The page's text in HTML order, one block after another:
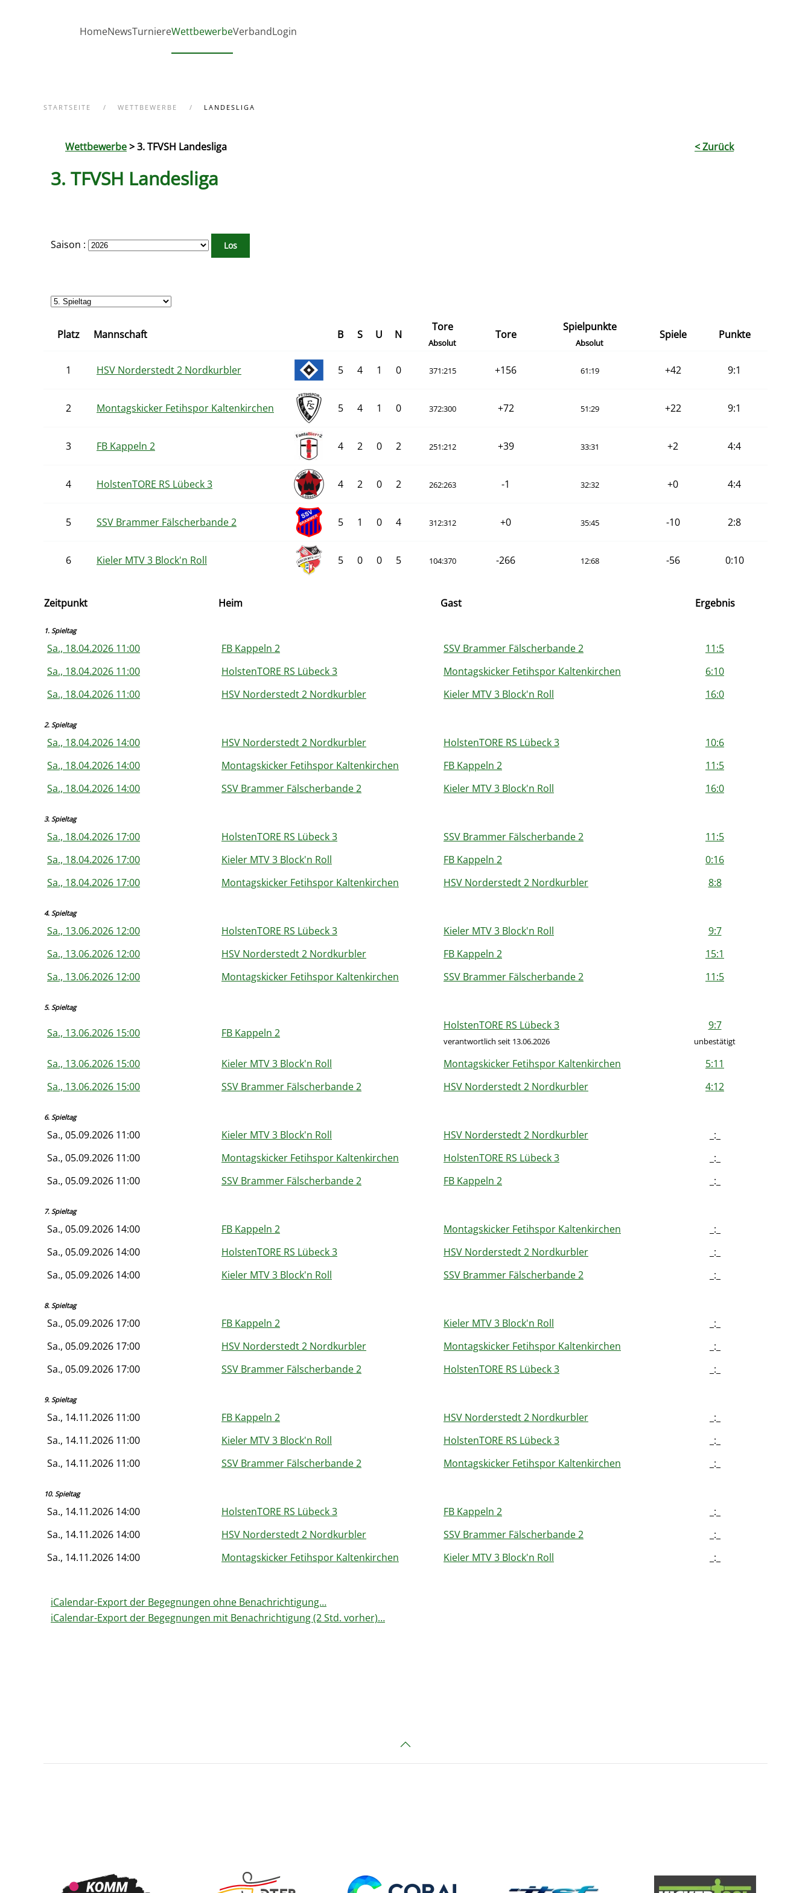
Zum Hauptinhalt springen
HomeNewsTurniereWettbewerbeVerbandLogin
STARTSEITE WETTBEWERBE LANDESLIGA
Wettbewerbe> 3. TFVSH Landesliga < Zurück
3. TFVSH Landesliga
Saison :
Platz Mannschaft B S U N
Tore
Absolut
Tore
Spielpunkte
Absolut
Spiele Punkte
1 HSV Norderstedt 2 Nordkurbler 5 4 1 0 371:215 +156 61:19 +42 9:1
2 Montagskicker Fetihspor Kaltenkirchen 5 4 1 0 372:300 +72 51:29 +22 9:1
3 FB Kappeln 2 4 2 0 2 251:212 +39 33:31 +2 4:4
4 HolstenTORE RS Lübeck 3 4 2 0 2 262:263 -1 32:32 +0 4:4
5 SSV Brammer Fälscherbande 2 5 1 0 4 312:312 +0 35:45 -10 2:8
6 Kieler MTV 3 Block'n Roll 5 0 0 5 104:370 -266 12:68 -56 0:10
Zeitpunkt Heim Gast Ergebnis
1. Spieltag
Sa., 18.04.2026 11:00 FB Kappeln 2 SSV Brammer Fälscherbande 2
11:5
Sa., 18.04.2026 11:00
HolstenTORE RS Lübeck 3 Montagskicker Fetihspor Kaltenkirchen
6:10
Sa., 18.04.2026 11:00
HSV Norderstedt 2 Nordkurbler Kieler MTV 3 Block'n Roll 16:0
2. Spieltag
Sa., 18.04.2026 14:00 HSV Norderstedt 2 Nordkurbler HolstenTORE RS Lübeck 3
10:6
Sa., 18.04.2026 14:00
Montagskicker Fetihspor Kaltenkirchen FB Kappeln 2
11:5
Sa., 18.04.2026 14:00
SSV Brammer Fälscherbande 2 Kieler MTV 3 Block'n Roll 16:0
3. Spieltag
Sa., 18.04.2026 17:00 HolstenTORE RS Lübeck 3 SSV Brammer Fälscherbande 2
11:5
Sa., 18.04.2026 17:00
Kieler MTV 3 Block'n Roll FB Kappeln 2
0:16
Sa., 18.04.2026 17:00
Montagskicker Fetihspor Kaltenkirchen HSV Norderstedt 2 Nordkurbler 8:8
4. Spieltag
Sa., 13.06.2026 12:00 HolstenTORE RS Lübeck 3 Kieler MTV 3 Block'n Roll
9:7
Sa., 13.06.2026 12:00
HSV Norderstedt 2 Nordkurbler FB Kappeln 2
15:1
Sa., 13.06.2026 12:00
Montagskicker Fetihspor Kaltenkirchen SSV Brammer Fälscherbande 2 11:5
5. Spieltag
Sa., 13.06.2026 15:00 FB Kappeln 2
HolstenTORE RS Lübeck 3
verantwortlich seit 13.06.2026
9:7
unbestätigt
Sa., 13.06.2026 15:00 Kieler MTV 3 Block'n Roll Montagskicker Fetihspor Kaltenkirchen
5:11
Sa., 13.06.2026 15:00
SSV Brammer Fälscherbande 2 HSV Norderstedt 2 Nordkurbler 4:12
6. Spieltag
Sa., 05.09.2026 11:00 Kieler MTV 3 Block'n Roll HSV Norderstedt 2 Nordkurbler
_:_
Sa., 05.09.2026 11:00
Montagskicker Fetihspor Kaltenkirchen HolstenTORE RS Lübeck 3
_:_
Sa., 05.09.2026 11:00
SSV Brammer Fälscherbande 2 FB Kappeln 2 _:_
7. Spieltag
Sa., 05.09.2026 14:00 FB Kappeln 2 Montagskicker Fetihspor Kaltenkirchen
_:_
Sa., 05.09.2026 14:00
HolstenTORE RS Lübeck 3 HSV Norderstedt 2 Nordkurbler
_:_
Sa., 05.09.2026 14:00
Kieler MTV 3 Block'n Roll SSV Brammer Fälscherbande 2 _:_
8. Spieltag
Sa., 05.09.2026 17:00 FB Kappeln 2 Kieler MTV 3 Block'n Roll
_:_
Sa., 05.09.2026 17:00
HSV Norderstedt 2 Nordkurbler Montagskicker Fetihspor Kaltenkirchen
_:_
Sa., 05.09.2026 17:00
SSV Brammer Fälscherbande 2 HolstenTORE RS Lübeck 3 _:_
9. Spieltag
Sa., 14.11.2026 11:00 FB Kappeln 2 HSV Norderstedt 2 Nordkurbler
_:_
Sa., 14.11.2026 11:00
Kieler MTV 3 Block'n Roll HolstenTORE RS Lübeck 3
_:_
Sa., 14.11.2026 11:00
SSV Brammer Fälscherbande 2 Montagskicker Fetihspor Kaltenkirchen _:_
10. Spieltag
Sa., 14.11.2026 14:00 HolstenTORE RS Lübeck 3 FB Kappeln 2
_:_
Sa., 14.11.2026 14:00
HSV Norderstedt 2 Nordkurbler SSV Brammer Fälscherbande 2
_:_
Sa., 14.11.2026 14:00
Montagskicker Fetihspor Kaltenkirchen Kieler MTV 3 Block'n Roll _:_
iCalendar-Export der Begegnungen ohne Benachrichtigung…
iCalendar-Export der Begegnungen mit Benachrichtigung (2 Std. vorher)…